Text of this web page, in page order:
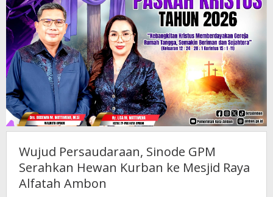
ke
Mesjid
Raya
Alfatah
Ambon
Wujud Persaudaraan, Sinode GPM
Serahkan Hewan Kurban ke Mesjid Raya
Alfatah Ambon